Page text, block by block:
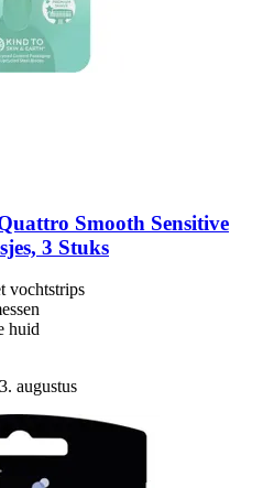
Smooth Sensitive
3 Stuks
vochtstrips
huid
augustus